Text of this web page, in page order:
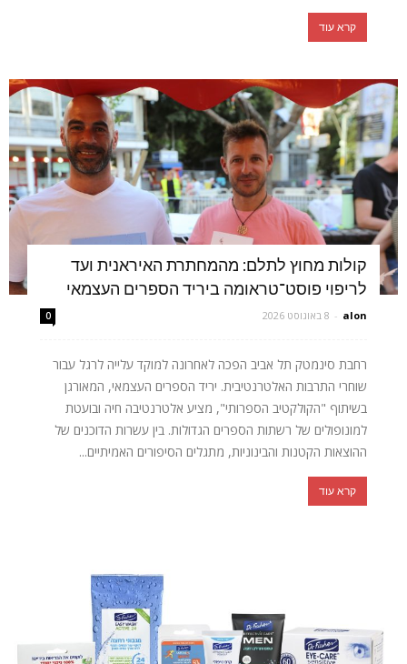
קרא עוד
קולות מחוץ לתלם: מהמחתרת האיראנית ועד
לריפוי פוסט־טראומה ביריד הספרים העצמאי
alon
- 8 באוגוסט 2026 0
רחבת סינמטק תל אביב הפכה לאחרונה למוקד עלייה לרגל עבור
שוחרי התרבות האלטרנטיבית. יריד הספרים העצמאי, המאורגן
בשיתוף "הקולקטיב הספרותי", מציע אלטרנטיבה חיה ובועטת
למונופולים של רשתות הספרים הגדולות. בין עשרות הדוכנים של
ההוצאות הקטנות והבינוניות, מתגלים הסיפורים האמיתיים...
קרא עוד